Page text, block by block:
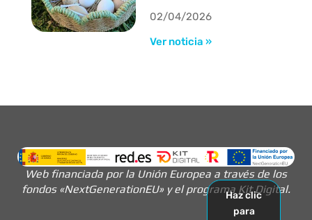
02/04/2026
Ver noticia »
Web financiada por la Unión Europea a través de los
fondos «NextGenerationEU» y el programa Kit Digital.
Haz clic
para